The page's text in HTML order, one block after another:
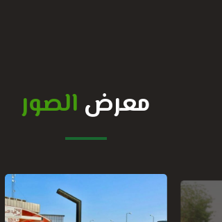
معرض الصور